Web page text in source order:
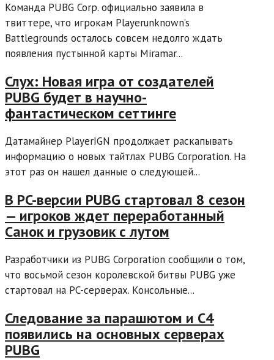
Команда PUBG Corp. официально заявила в
твиттере, что игрокам Playerunknown’s
Battlegrounds осталось совсем недолго ждать
появления пустынной карты Miramar...
Слух: Новая игра от создателей
PUBG будет в научно-
фантастическом сеттинге
Датамайнер PlayerIGN продолжает раскапывать
информацию о новых тайтлах PUBG Corporation. На
этот раз он нашел данные о следующей...
В PC-версии PUBG стартовал 8 сезон
— игроков ждет переработанный
Санок и грузовик с лутом
Разработчики из PUBG Corporation сообщили о том,
что восьмой сезон королевской битвы PUBG уже
стартовал на PC-серверах. Консольные...
Следование за парашютом и C4
появились на основных серверах
PUBG